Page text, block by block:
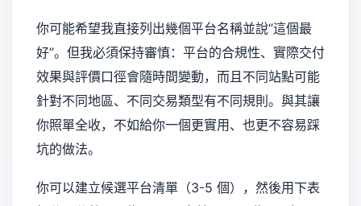
你可能希望我直接列出幾個平台名稱並說“這個最
好”。但我必須保持審慎：平台的合規性、實際交付
效果與評價口徑會隨時間變動，而且不同站點可能
針對不同地區、不同交易類型有不同規則。與其讓
你照單全收，不如給你一個更實用、也更不容易踩
坑的做法。
你可以建立候選平台清單（3-5 個），然後用下表